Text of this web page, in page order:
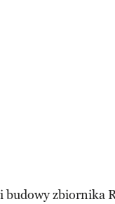
budowy zbiornika